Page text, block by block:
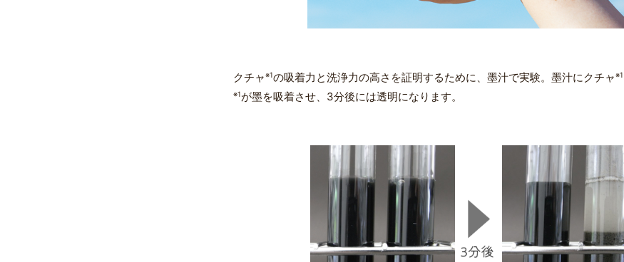
クチャ※1の吸着力と洗浄力の高さを証明するために、墨汁で実験。墨汁にクチャ※1
※1が墨を吸着させ、3分後には透明になります。